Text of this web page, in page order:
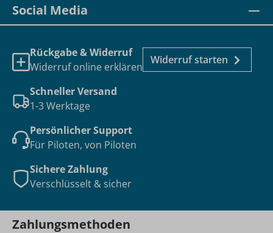
Social Media
Rückgabe & Widerruf
Widerruf online erklären
Widerruf starten
Schneller Versand
1-3 Werktage
Persönlicher Support
Für Piloten, von Piloten
Sichere Zahlung
Verschlüsselt & sicher
Zahlungsmethoden